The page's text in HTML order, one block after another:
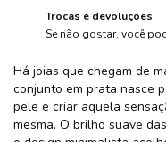
Trocas e devoluções
Se não gostar, você
Há joias que chegam de
conjunto em prata nasce
pele e criar aquela
mesma. O brilho suave